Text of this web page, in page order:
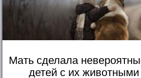
Мать сделала
детей с их